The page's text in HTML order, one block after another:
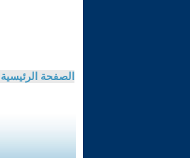
الصفحة الرئيسية